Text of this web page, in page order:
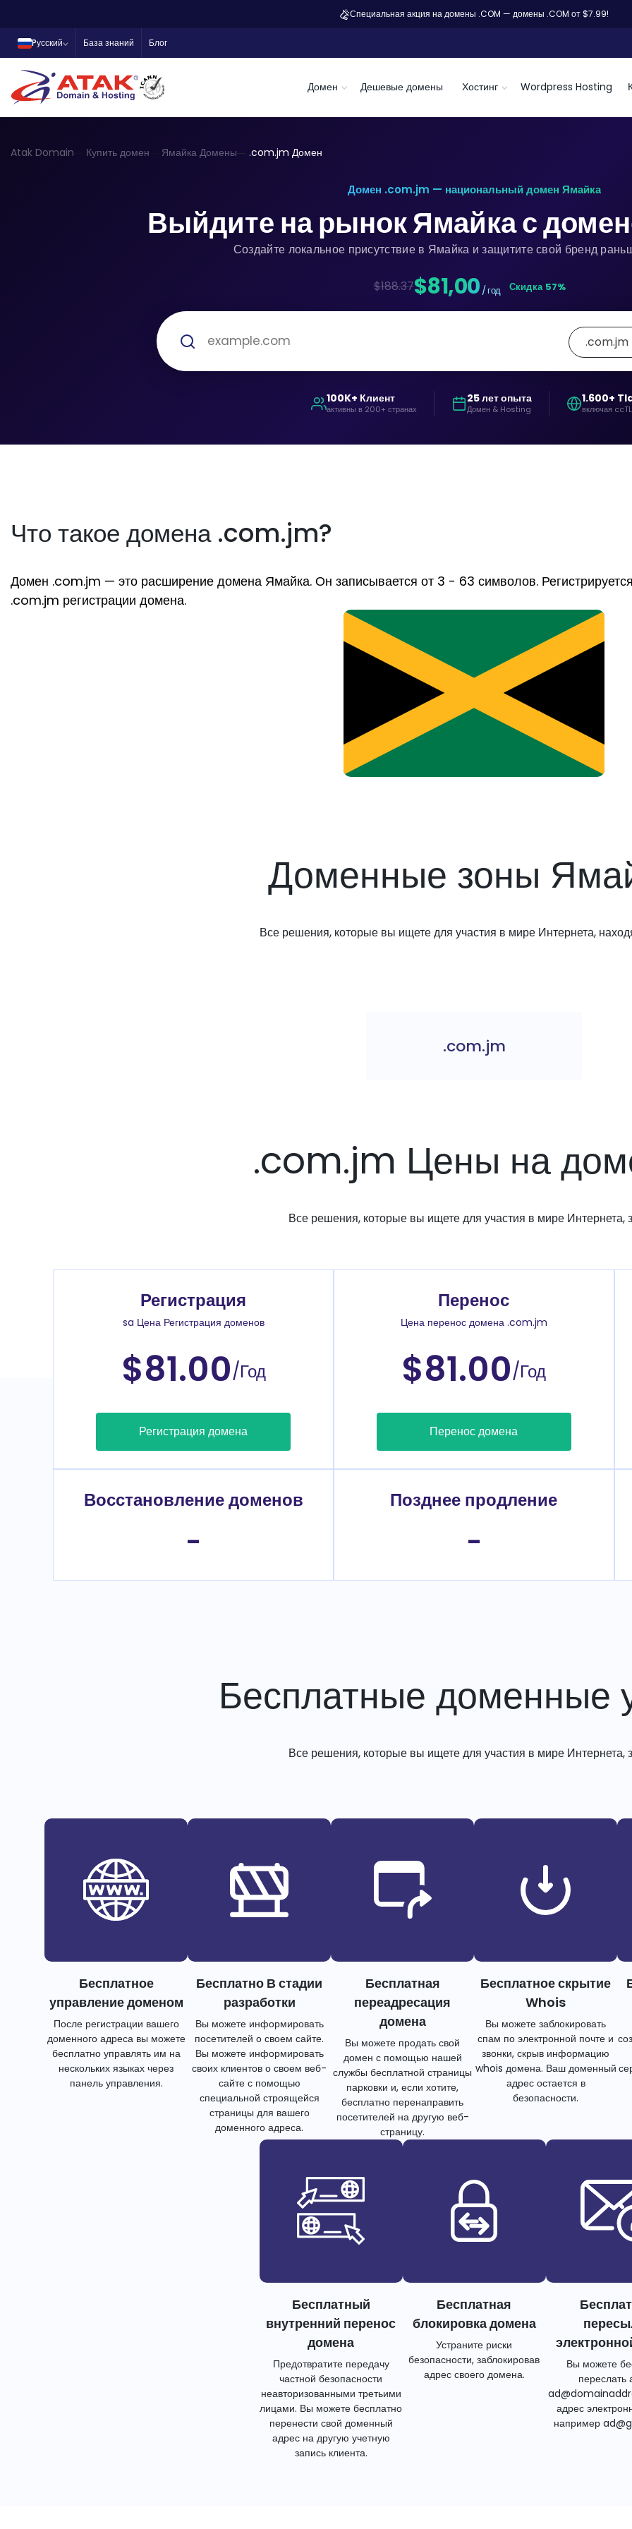
Специальная акция на домены .COM — домены .COM от $7.99!
Pусский База знаний Блог
Домен Дешевые домены Хостинг Wordpress Hosting
Atak Domain Купить домен Ямайка Домены .com.jm Домен
Домен .com.jm — национальный домен Ямайка
Выйдите на рынок Ямайка с
Создайте локальное присутствие в Ямайка и защитите свой бренд
$188.37$81,00 / год Скидка 57%
.com.jm
100K+ Клиент
активны в 200+ странах
25 лет опыта
Домен & Hosting
1.600+
включая
Что такое домена .com.jm?
Домен .com.jm — это расширение домена Ямайка. Он записывается от 3 - 63 символов. Регистрируется
.com.jm регистрации домена.
Доменные зоны
Все решения, которые вы ищете для участия в мире Интернета,
.com.jm
.com.jm Цены на
Все решения, которые вы ищете для участия в мире Интернета,
Регистрация
sa Цена Регистрация доменов
$81.00/Год
Регистрация домена
Перенос
Цена перенос домена .com.jm
$81.00/Год
Перенос домена
Восстановление доменов
-
Позднее продление
-
Бесплатные доменные
Все решения, которые вы ищете для участия в мире Интернета,
Бесплатное
управление доменом
После регистрации вашего
доменного адреса вы можете
бесплатно управлять им на
нескольких языках через
панель управления.
Бесплатно В стадии
разработки
Вы можете информировать
посетителей о своем сайте.
Вы можете информировать
своих клиентов о своем веб-
сайте с помощью
специальной строящейся
страницы для вашего
доменного адреса.
Бесплатная
переадресация
домена
Вы можете продать свой
домен с помощью нашей
службы бесплатной страницы
парковки и, если хотите,
бесплатно перенаправить
посетителей на другую веб-
страницу.
Бесплатное скрытие
Whois
Вы можете заблокировать
спам по электронной почте и
звонки, скрыв информацию
whois домена. Ваш доменный
адрес остается в
безопасности.
Бесплатный
внутренний перенос
домена
Предотвратите передачу
частной безопасности
неавторизованными третьими
лицами. Вы можете бесплатно
перенести свой доменный
адрес на другую учетную
запись клиента.
Бесплатная
блокировка домена
Устраните риски
безопасности, заблокировав
адрес своего домена.
Вы можете
переслать
адрес
например